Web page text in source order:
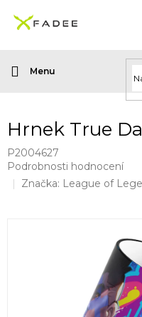
obsah
Hrnek True
P2004627
Průměrné
hodnocení
Podrobnosti hodnocení
Značka: League of